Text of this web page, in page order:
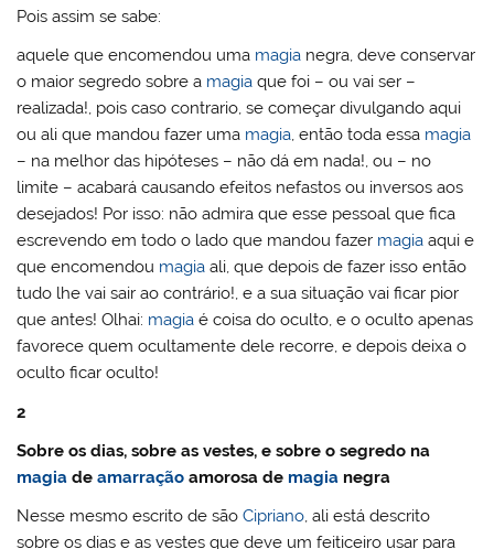
Pois assim se sabe:
aquele que encomendou uma magia negra, deve conservar
o maior segredo sobre a magia que foi – ou vai ser –
realizada!, pois caso contrario, se começar divulgando aqui
ou ali que mandou fazer uma magia, então toda essa magia
– na melhor das hipóteses – não dá em nada!, ou – no
limite – acabará causando efeitos nefastos ou inversos aos
desejados! Por isso: não admira que esse pessoal que fica
escrevendo em todo o lado que mandou fazer magia aqui e
que encomendou magia ali, que depois de fazer isso então
tudo lhe vai sair ao contrário!, e a sua situação vai ficar pior
que antes! Olhai: magia é coisa do oculto, e o oculto apenas
favorece quem ocultamente dele recorre, e depois deixa o
oculto ficar oculto!
2
Sobre os dias, sobre as vestes, e sobre o segredo na
magia deamarração amorosa de magia negra
Nesse mesmo escrito de sãoCipriano, ali está descrito
sobre os dias e as vestes que deve um feiticeiro usar para